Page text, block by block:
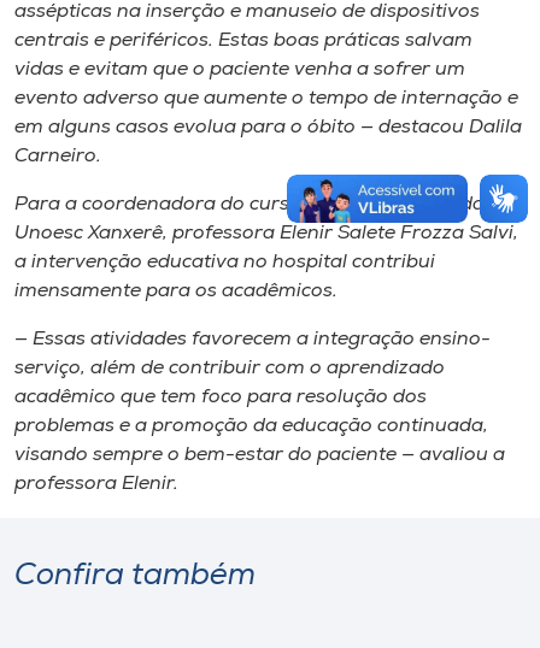
assépticas na inserção e manuseio de dispositivos
centrais e periféricos. Estas boas práticas salvam
vidas e evitam que o paciente venha a sofrer um
evento adverso que aumente o tempo de internação e
em alguns casos evolua para o óbito — destacou Dalila
Carneiro.
Para a coordenadora do curso de Enfermagem da
Unoesc Xanxerê, professora Elenir Salete Frozza Salvi,
a intervenção educativa no hospital contribui
imensamente para os acadêmicos.
— Essas atividades favorecem a integração ensino-
serviço, além de contribuir com o aprendizado
acadêmico que tem foco para resolução dos
problemas e a promoção da educação continuada,
visando sempre o bem-estar do paciente — avaliou a
professora Elenir.
Confira também